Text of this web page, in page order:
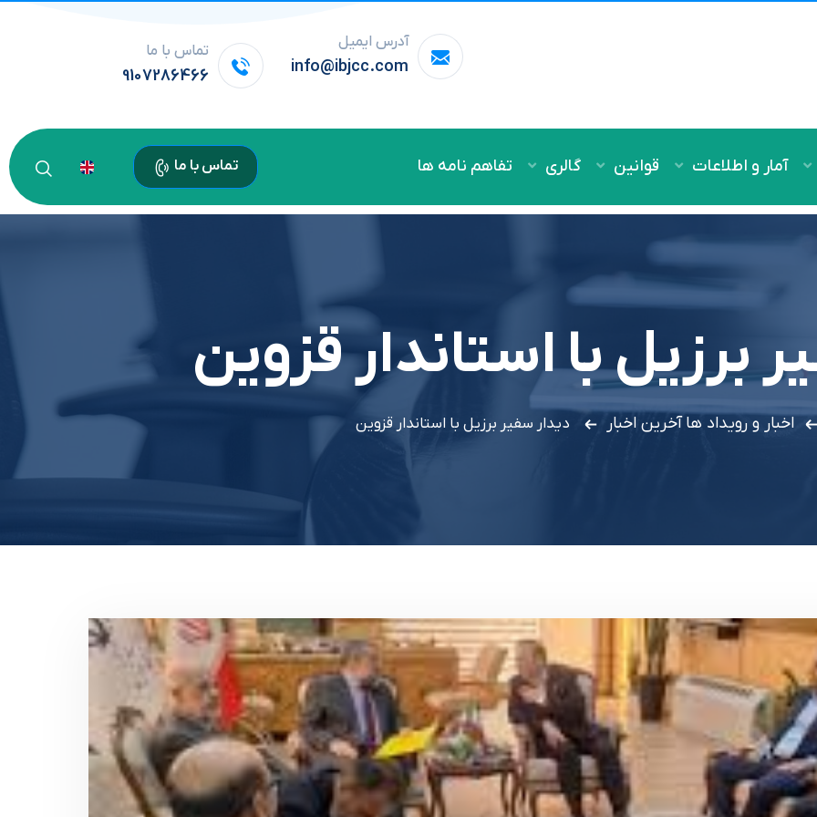
آدرس ایمیل
info@ibjcc.com
تماس با ما
9107286466
آمار و اطلاعات قوانین گالری تفاهم نامه ها تماس با ما
برزیل با استاندار قزوین
اخبار و رویداد ها آخرین اخبار دیدار سفیر برزیل با استاندار قزوین